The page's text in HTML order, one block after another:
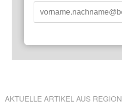
AKTUELLE ARTIKEL AUS REGION